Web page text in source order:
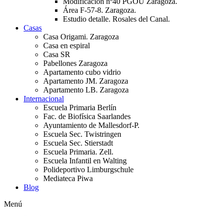
Área F-57-8. Zaragoza.
Estudio detalle. Rosales del Canal.
Casas
Casa Origami. Zaragoza
Casa en espiral
Casa SR
Pabellones Zaragoza
Apartamento cubo vidrio
Apartamento JM. Zaragoza
Apartamento LB. Zaragoza
Internacional
Escuela Primaria Berlín
Fac. de Biofísica Saarlandes
Ayuntamiento de Mallesdorf-P.
Escuela Sec. Twistringen
Escuela Sec. Stierstadt
Escuela Primaria. Zell.
Escuela Infantil en Walting
Polideportivo Limburgschule
Mediateca Piwa
Blog
Menú